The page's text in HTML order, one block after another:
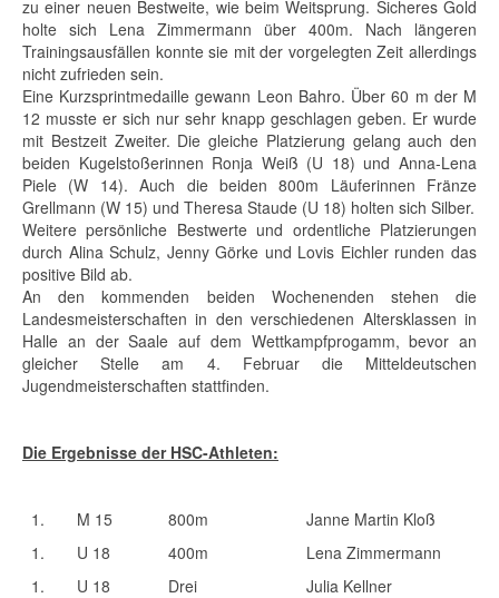
zu einer neuen Bestweite, wie beim Weitsprung. Sicheres Gold
holte sich Lena Zimmermann über 400m. Nach längeren
Trainingsausfällen konnte sie mit der vorgelegten Zeit allerdings
nicht zufrieden sein.
Eine Kurzsprintmedaille gewann Leon Bahro. Über 60 m der M
12 musste er sich nur sehr knapp geschlagen geben. Er wurde
mit Bestzeit Zweiter. Die gleiche Platzierung gelang auch den
beiden Kugelstoßerinnen Ronja Weiß (U 18) und Anna-Lena
Piele (W 14). Auch die beiden 800m Läuferinnen Fränze
Grellmann (W 15) und Theresa Staude (U 18) holten sich Silber.
Weitere persönliche Bestwerte und ordentliche Platzierungen
durch Alina Schulz, Jenny Görke und Lovis Eichler runden das
positive Bild ab.
An den kommenden beiden Wochenenden stehen die
Landesmeisterschaften in den verschiedenen Altersklassen in
Halle an der Saale auf dem Wettkampfprogamm, bevor an
gleicher Stelle am 4. Februar die Mitteldeutschen
Jugendmeisterschaften stattfinden.
Die Ergebnisse der HSC-Athleten:
1. M 15 800m
Janne Martin Kloß
1.
U 18 400m
Lena Zimmermann
1.
U 18 Drei
Julia Kellner